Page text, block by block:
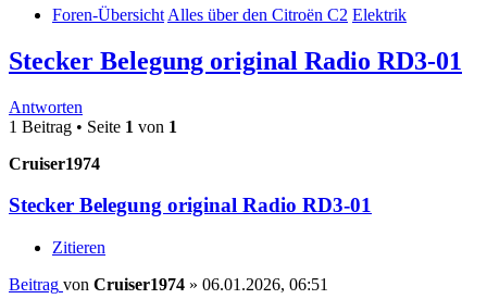
Foren-Übersicht Alles über den Citroën C2 Elektrik
Stecker Belegung original Radio RD3-01
Antworten
1 Beitrag • Seite 1 von 1
Cruiser1974
Stecker Belegung original Radio RD3-01
Zitieren
Beitrag von Cruiser1974 » 06.01.2026, 06:51